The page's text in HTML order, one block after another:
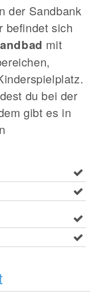
der Sandbank
befindet sich
mit
du bei der
gibt es in